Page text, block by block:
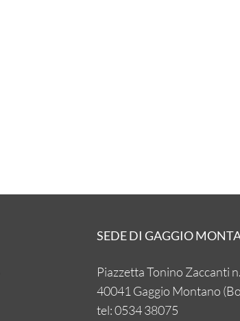
SEDE DI GAGGIO
Piazzetta Tonino Zaccanti
40041 Gaggio Montano
tel: 0534 38075